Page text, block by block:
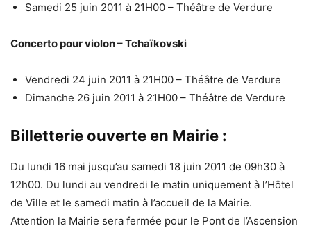
Samedi 25 juin 2011 à 21H00 – Théâtre de Verdure
Concerto pour violon – Tchaïkovski
Vendredi 24 juin 2011 à 21H00 – Théâtre de Verdure
Dimanche 26 juin 2011 à 21H00 – Théâtre de Verdure
Billetterie ouverte en Mairie :
Du lundi 16 mai jusqu’au samedi 18 juin 2011 de 09h30 à
12h00. Du lundi au vendredi le matin uniquement à l’Hôtel
de Ville et le samedi matin à l’accueil de la Mairie.
Attention la Mairie sera fermée pour le Pont de l’Ascension